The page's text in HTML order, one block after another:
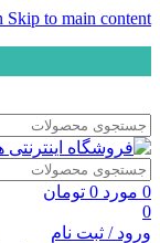
Skip to main content
0 مورد 0 تومان
0
ورود / ثبت نام